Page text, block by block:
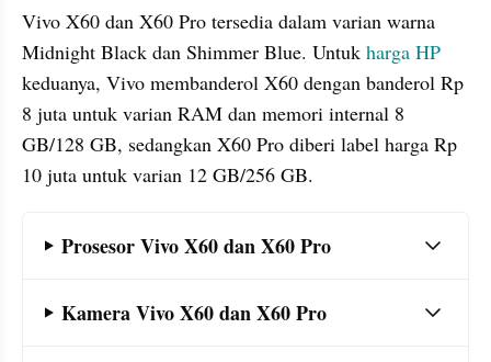
Vivo X60 dan X60 Pro tersedia dalam varian warna
Midnight Black dan Shimmer Blue. Untuk harga HP
keduanya, Vivo membanderol X60 dengan banderol Rp
8 juta untuk varian RAM dan memori internal 8
GB/128 GB, sedangkan X60 Pro diberi label harga Rp
10 juta untuk varian 12 GB/256 GB.
Prosesor Vivo X60 dan X60 Pro
Kamera Vivo X60 dan X60 Pro